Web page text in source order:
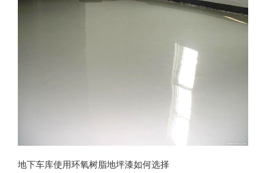
地下车库使用环氧树脂地坪漆如何选择